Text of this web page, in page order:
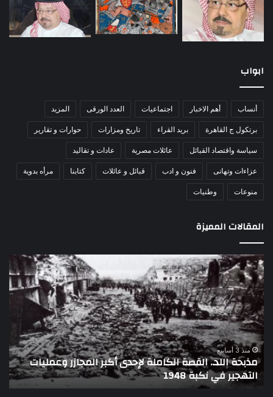
ابواب
أنساب أهم الاخبار اجتماعيات العدد الورقى المزيد
برتكول ج القاهرة بريد القراء تاريخ ومزارات حوارات و تقارير
سياسة واقتصاد القبائل عائلات مصرية عادات و تقاليد
عزاءات وتهانى فنون و ادب قبائل و عائلات كتابنا مرأه بدوية
منوعات وطنيات
المقالات المميزة
اللواء
دكتور
راضي
عبدالمعطي
يكتب:
30
يونيو
3
يوليو..
منذ 3 أسابيع
اللواء دكتور راضي عبدالمعطي يكتب: 30 يونيو – 3 يوليو..
تاريخ لا يمحى من الذاكرة الوطنية المصرية